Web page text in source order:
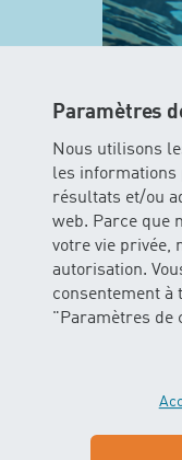
Paramètres
Nous utilisons
les
résultats et/ou
web. Parce que
votre vie privée,
autorisation.
consentement à
"Paramètres de
Dans ce
vivre
En